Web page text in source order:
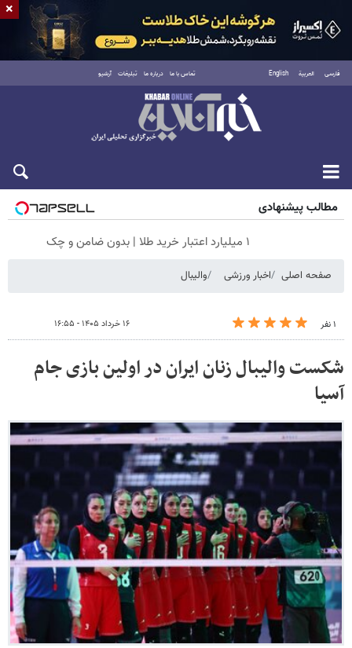
فارسی العربية English تماس با ما درباره ما تبلیغات آرشیو
جمعه ۱۶ مرداد ۱۴۰۵
مطالب پیشنهادی
۱ میلیارد اعتبار خرید طلا | بدون ضامن و چک
صفحه اصلی اخبار ورزشی والیبال
۱ نفر ۱۶ خرداد ۱۴۰۵ - ۱۶:۵۵
شکست والیبال زنان ایران در اولین بازی جام
آسیا
×